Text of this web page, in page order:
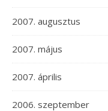
2007. augusztus
2007. május
2007. április
2006. szeptember